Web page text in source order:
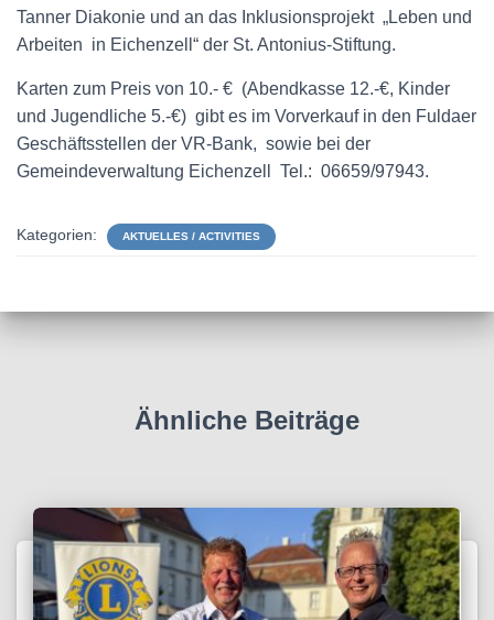
Tanner Diakonie und an das Inklusionsprojekt „Leben und
Arbeiten in Eichenzell“ der St. Antonius-Stiftung.
Karten zum Preis von 10.- € (Abendkasse 12.-€, Kinder
und Jugendliche 5.-€) gibt es im Vorverkauf in den Fuldaer
Geschäftsstellen der VR-Bank, sowie bei der
Gemeindeverwaltung Eichenzell Tel.: 06659/97943.
Kategorien: AKTUELLES / ACTIVITIES
Ähnliche Beiträge